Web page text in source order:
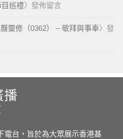
目巡禮〉發佈留言
靈修（0362） – 敬拜與事奉〉發
電台，旨於為大眾展示香港基